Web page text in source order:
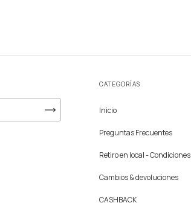
CATEGORÍAS
Inicio
Preguntas Frecuentes
Retiro en local - Condiciones
Cambios & devoluciones
CASHBACK